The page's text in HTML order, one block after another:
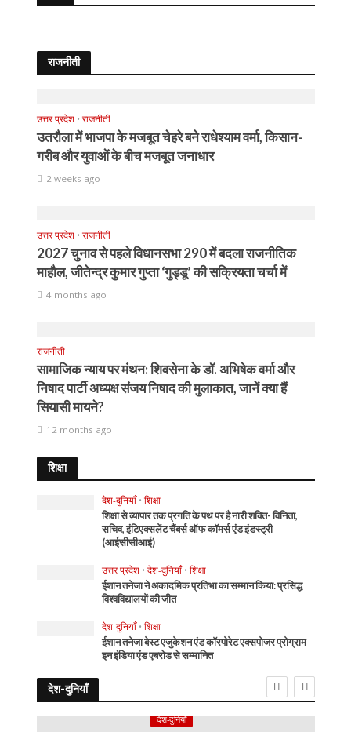
राजनीती
उत्तर प्रदेश • राजनीती
उतरौला में भाजपा के मजबूत चेहरे बने राधेश्याम वर्मा, किसान-
गरीब और युवाओं के बीच मजबूत जनाधार
2 weeks ago
उत्तर प्रदेश • राजनीती
2027 चुनाव से पहले विधानसभा 290 में बदला राजनीतिक
माहौल, जीतेन्द्र कुमार गुप्ता ‘गुड्डू’ की सक्रियता चर्चा में
4 months ago
राजनीती
सामाजिक न्याय पर मंथन: शिवसेना के डॉ. अभिषेक वर्मा और
निषाद पार्टी अध्यक्ष संजय निषाद की मुलाकात, जानें क्या हैं
सियासी मायने?
12 months ago
शिक्षा
देश-दुनियाँ • शिक्षा
शिक्षा से व्यापार तक प्रगति के पथ पर है नारी शक्ति- विनिता,
सचिव, इंटिएक्सलेंट चैंबर्स ऑफ कॉमर्स एंड इंडस्ट्री
(आईसीसीआई)
उत्तर प्रदेश • देश-दुनियाँ • शिक्षा
ईशान तनेजा ने अकादमिक प्रतिभा का सम्मान किया: प्रसिद्ध
विश्वविद्यालयों की जीत
देश-दुनियाँ • शिक्षा
ईशान तनेजा बेस्ट एजुकेशन एंड कॉरपोरेट एक्सपोजर प्रोग्राम
इन इंडिया एंड एबरोड से सम्मानित
देश-दुनियाँ
देश-दुनियाँ